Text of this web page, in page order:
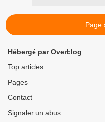
Page
Hébergé par Overblog
Top articles
Pages
Contact
Signaler un abus